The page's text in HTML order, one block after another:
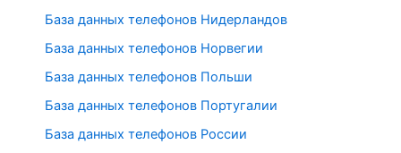
База данных телефонов Нидерландов
База данных телефонов Норвегии
База данных телефонов Польши
База данных телефонов Португалии
База данных телефонов России